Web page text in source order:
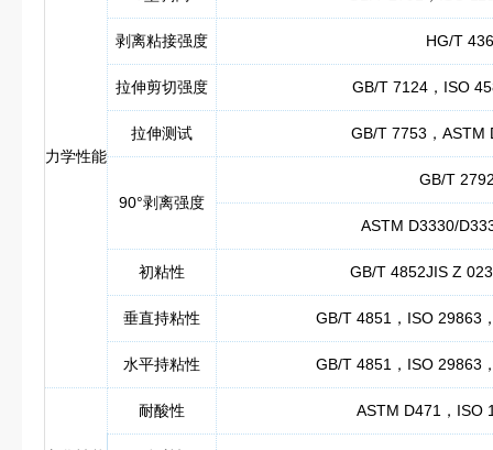
力学性能
剥离粘接强度 HG/T
拉伸剪切强度 GB/T 7124，ISO
拉伸测试 GB/T 7753，ASTM
90°剥离强度
GB/T
ASTM D3330/
初粘性 GB/T 4852JIS Z
垂直持粘性 GB/T 4851，ISO 29863
水平持粘性 GB/T 4851，ISO 29863
耐酸性 ASTM D471，ISO